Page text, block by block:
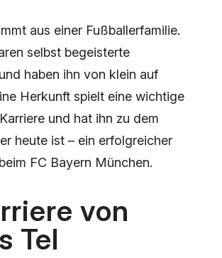
aus einer Fußballerfamilie.
selbst begeisterte
haben ihn von klein auf
Herkunft spielt eine wichtige
und hat ihn zu dem
heute ist – ein erfolgreicher
FC Bayern München.
von
Tel